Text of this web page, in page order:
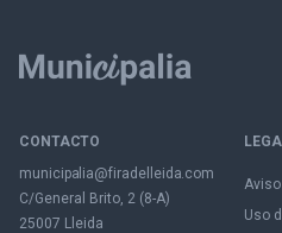
CONTACTO
municipalia@firadelleida.com
C/General Brito, 2 (8-A)
25007 Lleida
Aviso
Uso